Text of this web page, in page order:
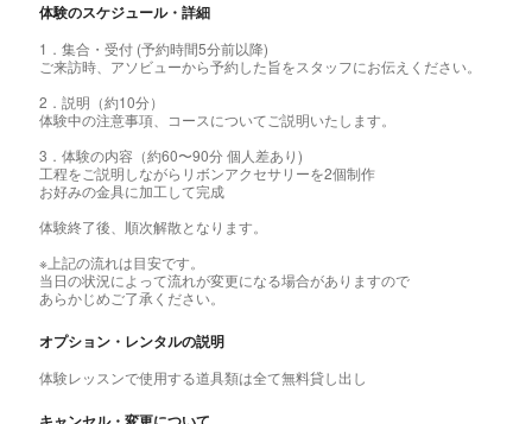
体験のスケジュール・詳細
1．集合・受付 (予約時間5分前以降)
ご来訪時、アソビューから予約した旨をスタッフにお伝えください。
2．説明（約10分）
体験中の注意事項、コースについてご説明いたします。
3．体験の内容（約60〜90分 個人差あり)
工程をご説明しながらリボンアクセサリーを2個制作
お好みの金具に加工して完成
体験終了後、順次解散となります。
※上記の流れは目安です。
当日の状況によって流れが変更になる場合がありますので
あらかじめご了承ください。
オプション・レンタルの説明
体験レッスンで使用する道具類は全て無料貸し出し